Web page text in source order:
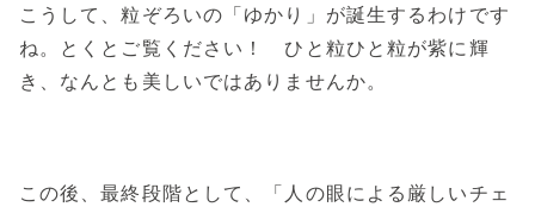
こうして、粒ぞろいの「ゆかり」が誕生するわけです
ね。とくとご覧ください！ ひと粒ひと粒が紫に輝
き、なんとも美しいではありませんか。
この後、最終段階として、「人の眼による厳しいチェ